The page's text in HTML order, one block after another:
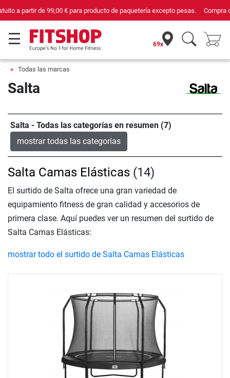
Compra con seguridad en Fitshop, comercio con sello de Confianza Online.
69x
Todas las marcas
Salta
Salta - Todas las categorías en resumen (7)
mostrar todas las categorías
Salta Camas Elásticas (14)
El surtido de Salta ofrece una gran variedad de
equipamiento fitness de gran calidad y accesorios de
primera clase. Aquí puedes ver un resumen del surtido de
Salta Camas Elásticas:
mostrar todo el surtido de Salta Camas Elásticas